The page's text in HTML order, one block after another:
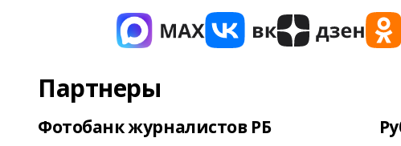
Партнеры
Фотобанк журналистов РБ